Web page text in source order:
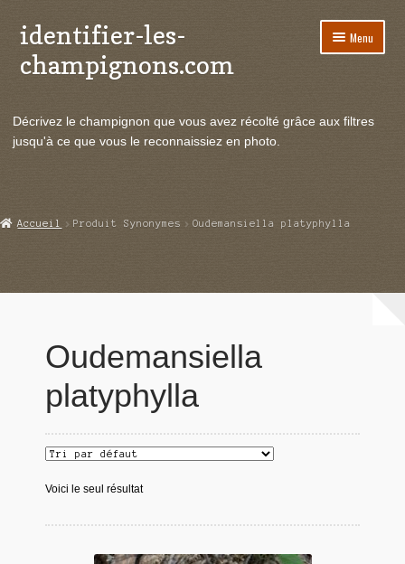
Aller
à
la
Aller
au
contenu
identifier-les-
champignons.com
Menu
le
Actualités
Echanges et contacts
Décrivez le champignon que vous avez récolté grâce aux filtres
jusqu'à ce que vous le reconnaissiez en photo.
Accueil Produit Synonymes Oudemansiella platyphylla
Oudemansiella
platyphylla
Voici le seul résultat